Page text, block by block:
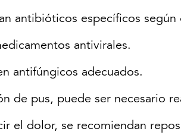
antibióticos específicos
antivirales.
antifúngicos adecuados.
de pus, puede ser necesario
el dolor, se recomiendan